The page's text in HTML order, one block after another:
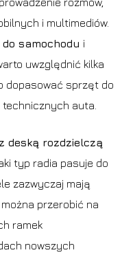
i multimediów.
samochodu i
uwzględnić kilka
dopasować sprzęt do
auta.
deską rozdzielczą
typ radia pasuje do
zazwyczaj mają
można przerobić na
ramek
nowszych